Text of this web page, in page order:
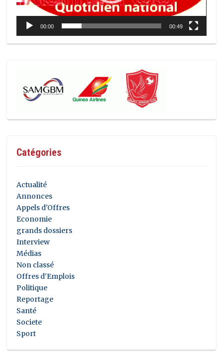
00:00 00:49
Catégories
Actualité
Annonces
Appels d'Offres
Economie
grands dossiers
Interview
Médias
Non classé
Offres d'Emplois
Politique
Reportage
Santé
Societe
Sport